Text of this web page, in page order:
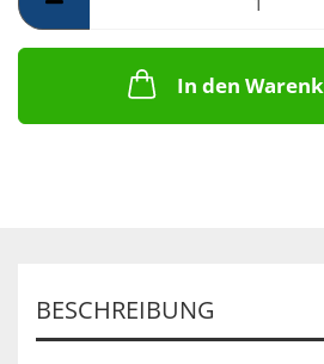
In den
BESCHREIBUNG